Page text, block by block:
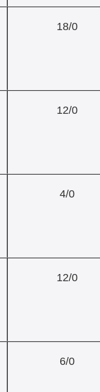
18/0
12/0
4/0
12/0
6/0